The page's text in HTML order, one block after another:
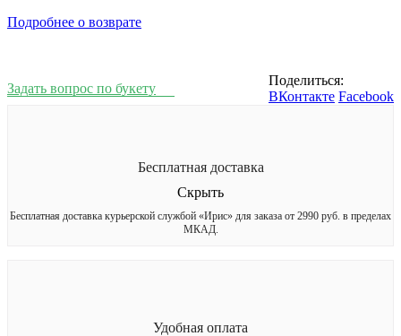
Подробнее о возврате
Задать вопрос по букету
Поделиться:
ВКонтакте Facebook
Бесплатная доставка
Скрыть
Бесплатная доставка курьерской службой «Ирис» для заказа от 2990 руб. в пределах
МКАД.
Удобная оплата